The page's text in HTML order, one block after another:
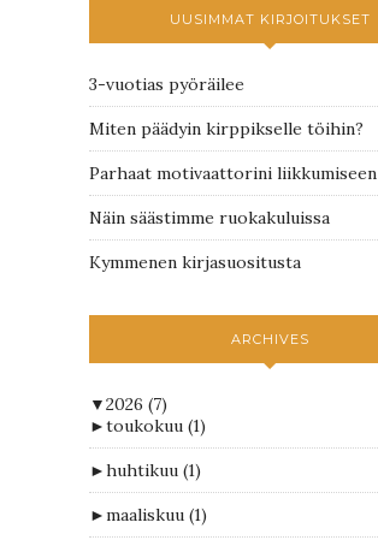
UUSIMMAT KIRJOITUKSET
3-vuotias pyöräilee
Miten päädyin kirppikselle töihin?
Parhaat motivaattorini liikkumiseen
Näin säästimme ruokakuluissa
Kymmenen kirjasuositusta
ARCHIVES
▼2026 (7)
►toukokuu (1)
►huhtikuu (1)
►maaliskuu (1)